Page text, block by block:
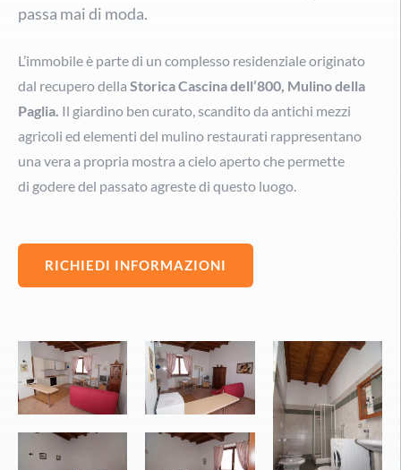
passa mai di moda.
L’immobile è parte di un complesso residenziale originato
dal recupero della Storica Cascina dell’800, Mulino della
Paglia. Il giardino ben curato, scandito da antichi mezzi
agricoli ed elementi del mulino restaurati rappresentano
una vera a propria mostra a cielo aperto che permette
di godere del passato agreste di questo luogo.
RICHIEDI INFORMAZIONI